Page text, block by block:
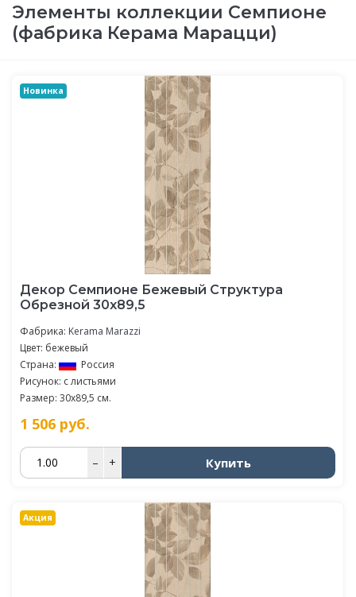
Элементы коллекции Семпионе
(фабрика Керама Марацци)
Новинка
Декор Семпионе Бежевый Структура
Обрезной 30х89,5
Фабрика: Kerama Marazzi
Цвет: бежевый
Страна:
Россия
Рисунок: с листьями
Размер: 30x89,5 см.
1 506 руб.
– + Купить
Акция